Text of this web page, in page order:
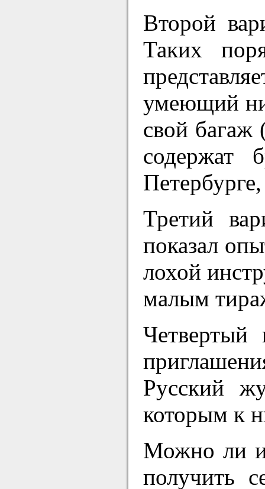
Второй
Таких
умеющий
свой багаж
содержат
Третий
показал
лохой
малым
Четвертый
Русский
которым к
Можно ли
получить